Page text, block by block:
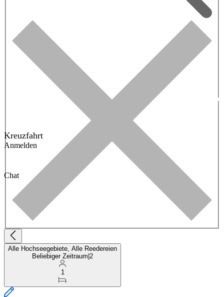
Kreuzfahrt
Anmelden
Chat
Alle Hochseegebiete, Alle Reedereien
Beliebiger Zeitraum 2
1